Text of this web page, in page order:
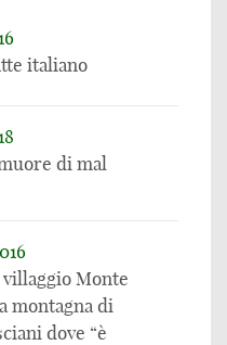
italiano
di mal
Monte
montagna di
dove “è